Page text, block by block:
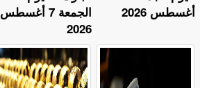
الجمعة 7 أغسطس
2026
أغسطس 2026